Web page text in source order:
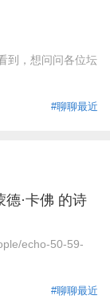
到，想问问各位坛
#聊聊最近
德·卡佛 的诗
echo-50-59-
#聊聊最近